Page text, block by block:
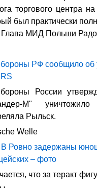
торгового центра
был практически
Глава МИД Польши
РФ сообщило об
России
М"
Рыльск.
Welle
Ровно задержаны
– фото
что за теракт